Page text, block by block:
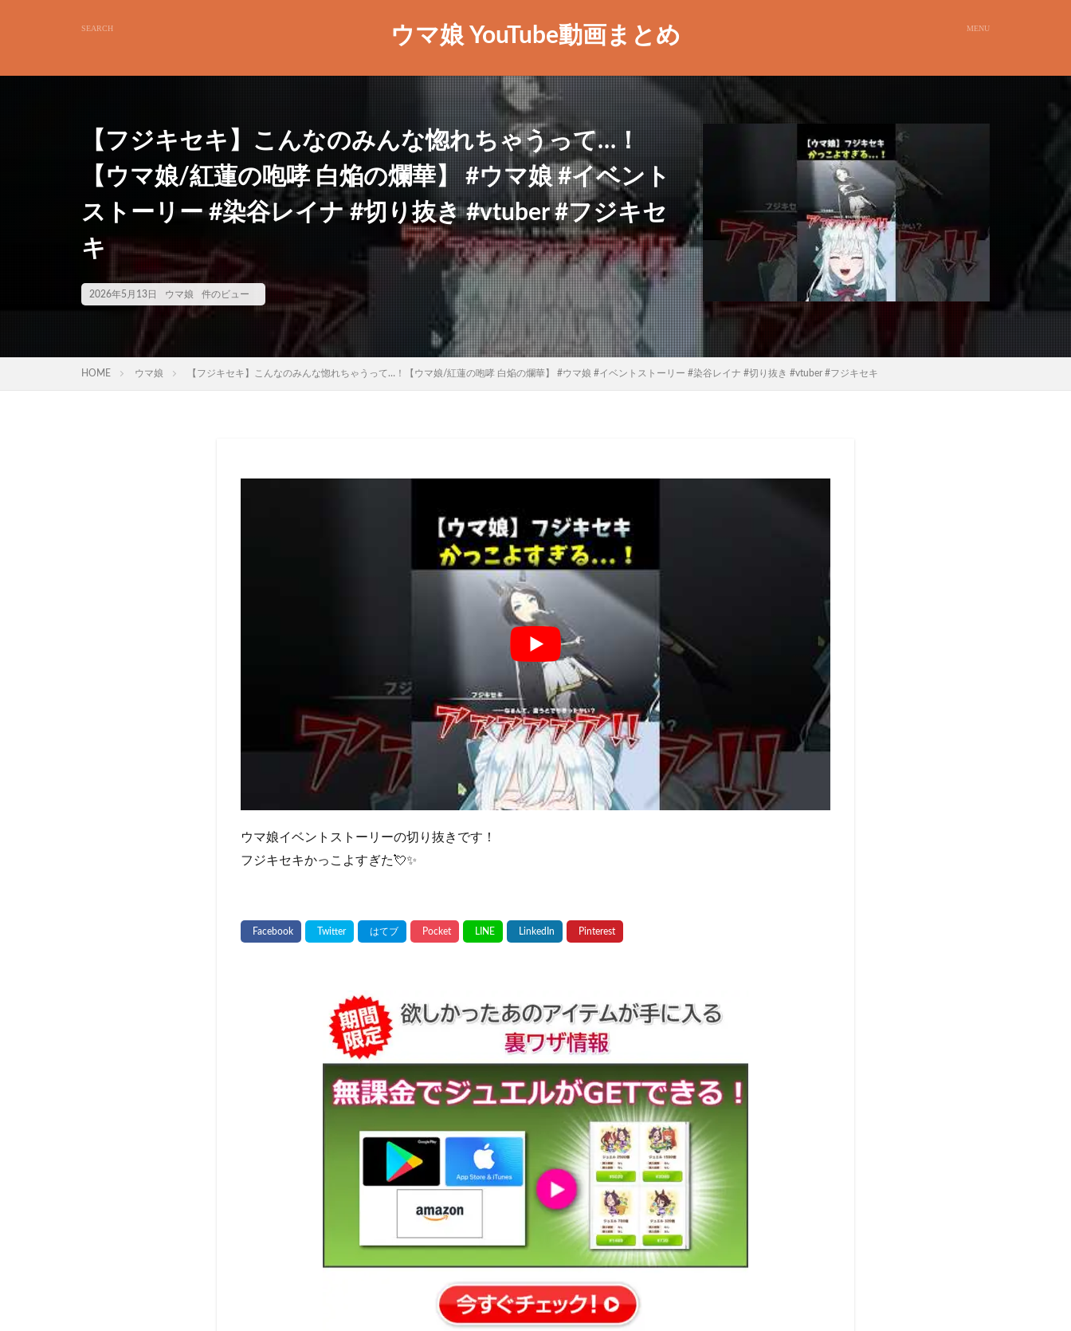
ウマ娘 YouTube動画まとめ
【フジキセキ】こんなのみんな惚れちゃうって…！
【ウマ娘/紅蓮の咆哮 白焔の爛華】 #ウマ娘 #イベント
ストーリー #染谷レイナ #切り抜き #vtuber #フジキセ
キ
2026年5月13日 ウマ娘 件のビュー
HOME ウマ娘 【フジキセキ】こんなのみんな惚れちゃうって…！【ウマ娘/紅蓮の咆哮 白焔の爛華】 #ウマ娘 #イベントストーリー #染谷レイナ #切り抜き #vtuber #フジキセキ
ウマ娘イベントストーリーの切り抜きです！
フジキセキかっこよすぎた💘✨️